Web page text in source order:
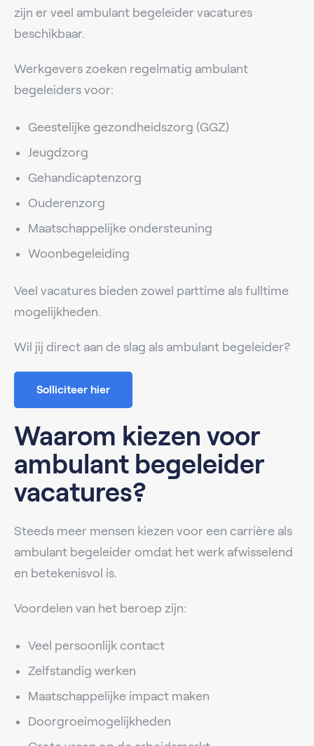
zijn er veel ambulant begeleider vacatures
beschikbaar.
Werkgevers zoeken regelmatig ambulant
begeleiders voor:
Geestelijke gezondheidszorg (GGZ)
Jeugdzorg
Gehandicaptenzorg
Ouderenzorg
Maatschappelijke ondersteuning
Woonbegeleiding
Veel vacatures bieden zowel parttime als fulltime
mogelijkheden.
Wil jij direct aan de slag als ambulant begeleider?
Solliciteer hier
Waarom kiezen voor
ambulant begeleider
vacatures?
Steeds meer mensen kiezen voor een carrière als
ambulant begeleider omdat het werk afwisselend
en betekenisvol is.
Voordelen van het beroep zijn:
Veel persoonlijk contact
Zelfstandig werken
Maatschappelijke impact maken
Doorgroeimogelijkheden